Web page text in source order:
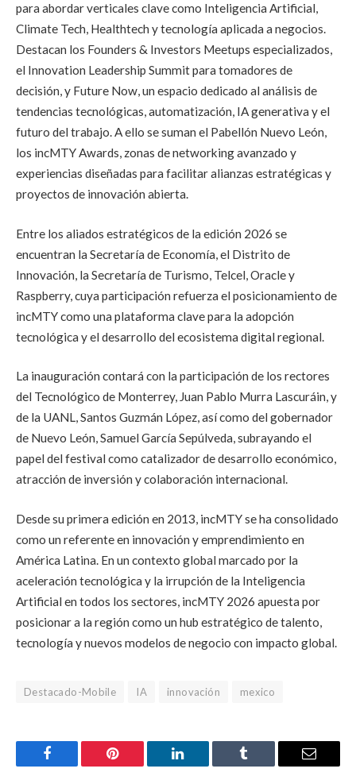
para abordar verticales clave como Inteligencia Artificial,
Climate Tech, Healthtech y tecnología aplicada a negocios.
Destacan los Founders & Investors Meetups especializados,
el Innovation Leadership Summit para tomadores de
decisión, y Future Now, un espacio dedicado al análisis de
tendencias tecnológicas, automatización, IA generativa y el
futuro del trabajo. A ello se suman el Pabellón Nuevo León,
los incMTY Awards, zonas de networking avanzado y
experiencias diseñadas para facilitar alianzas estratégicas y
proyectos de innovación abierta.
Entre los aliados estratégicos de la edición 2026 se
encuentran la Secretaría de Economía, el Distrito de
Innovación, la Secretaría de Turismo, Telcel, Oracle y
Raspberry, cuya participación refuerza el posicionamiento de
incMTY como una plataforma clave para la adopción
tecnológica y el desarrollo del ecosistema digital regional.
La inauguración contará con la participación de los rectores
del Tecnológico de Monterrey, Juan Pablo Murra Lascuráin, y
de la UANL, Santos Guzmán López, así como del gobernador
de Nuevo León, Samuel García Sepúlveda, subrayando el
papel del festival como catalizador de desarrollo económico,
atracción de inversión y colaboración internacional.
Desde su primera edición en 2013, incMTY se ha consolidado
como un referente en innovación y emprendimiento en
América Latina. En un contexto global marcado por la
aceleración tecnológica y la irrupción de la Inteligencia
Artificial en todos los sectores, incMTY 2026 apuesta por
posicionar a la región como un hub estratégico de talento,
tecnología y nuevos modelos de negocio con impacto global.
Destacado-Mobile IA innovación mexico
Facebook Pinterest LinkedIn Tumblr Email